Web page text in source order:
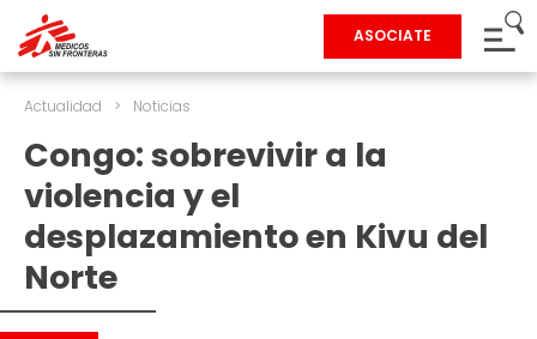
ASOCIATE
Actualidad > Noticias
Congo: sobrevivir a la
violencia y el
desplazamiento en Kivu del
Norte